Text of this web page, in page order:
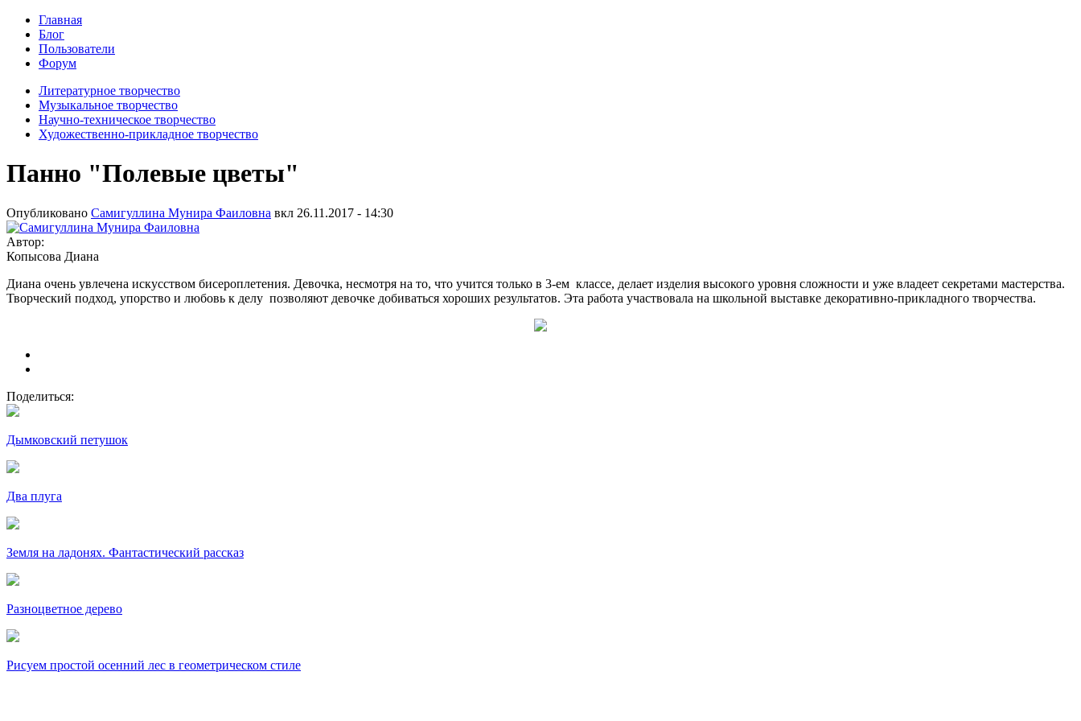
Главная
Блог
Пользователи
Форум
Литературное творчество
Музыкальное творчество
Научно-техническое творчество
Художественно-прикладное творчество
Панно "Полевые цветы"
Опубликовано Самигуллина Мунира Фаиловна вкл 26.11.2017 - 14:30
Автор:
Копысова Диана
Диана очень увлечена искусством бисероплетения. Девочка, несмотря на то, что учится только в 3-ем классе, делает изделия высокого уровня сложности и уже владеет секретами мастерства.
Творческий подход, упорство и любовь к делу позволяют девочке добиваться хороших результатов. Эта работа участвовала на школьной выставке декоративно-прикладного творчества.
Поделиться:
Дымковский петушок
Два плуга
Земля на ладонях. Фантастический рассказ
Разноцветное дерево
Рисуем простой осенний лес в геометрическом стиле